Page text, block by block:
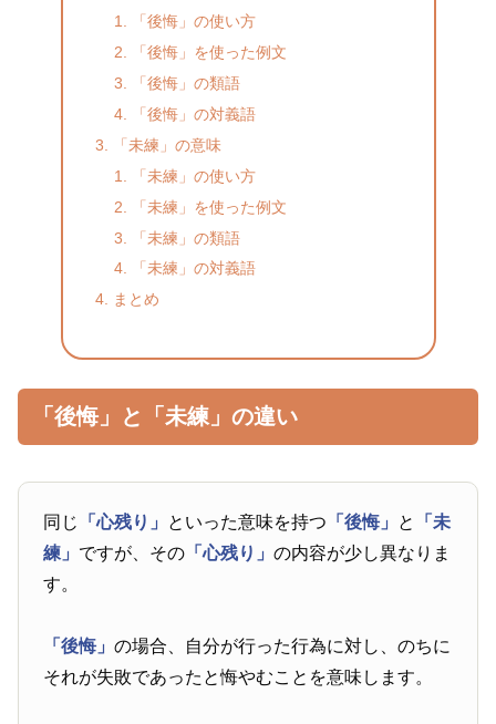
「後悔」の使い方
「後悔」を使った例文
「後悔」の類語
「後悔」の対義語
「未練」の意味
「未練」の使い方
「未練」を使った例文
「未練」の類語
「未練」の対義語
まとめ
「後悔」と「未練」の違い
同じ 「心残り」 といった意味を持つ 「後悔」 と
「未
練」 ですが、その 「心残り」の内容が少し異なりま
す。
「後悔」の場合、自分が行った行為に対し、のちに
それが失敗であったと悔やむことを意味します。